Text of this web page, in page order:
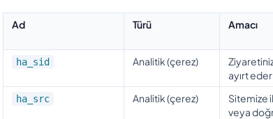
Ad Türü Amacı
ha_sid Analitik (çerez)
ayırt
ha_src Analitik (çerez)
Sitemize
veya